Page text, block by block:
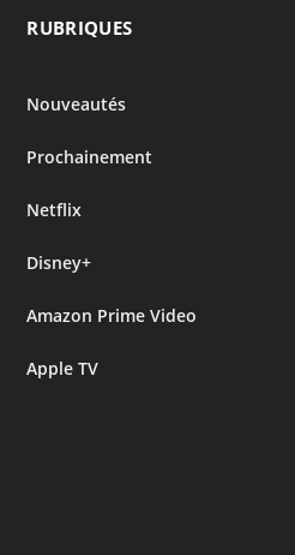
RUBRIQUES
Nouveautés
Prochainement
Netflix
Disney+
Amazon Prime Video
Apple TV